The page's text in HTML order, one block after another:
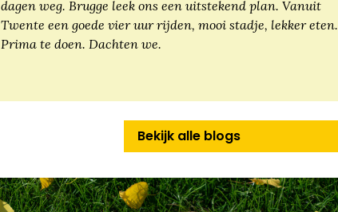
dagen weg. Brugge leek ons een uitstekend plan. Vanuit
Twente een goede vier uur rijden, mooi stadje, lekker eten.
Prima te doen. Dachten we.
Bekijk alle blogs